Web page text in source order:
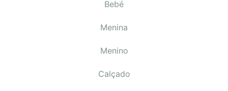
Bebé
Menina
Menino
Calçado